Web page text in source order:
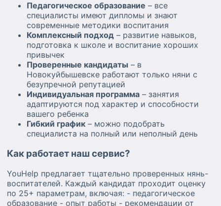
Педагогическое образование – все
специалисты имеют дипломы и знают
современные методики воспитания
Комплексный подход – развитие навыков,
подготовка к школе и воспитание хороших
привычек
Проверенные кандидаты – в
Новокуйбышевске работают только няни с
безупречной репутацией
Индивидуальная программа – занятия
адаптируются под характер и способности
вашего ребенка
Гибкий график – можно подобрать
специалиста на полный или неполный день
Как работает наш сервис?
YouHelp предлагает тщательно проверенных нянь-
воспитателей. Каждый кандидат проходит оценку
по 25+ параметрам, включая: - педагогическое
образование - опыт работы - рекомендации от